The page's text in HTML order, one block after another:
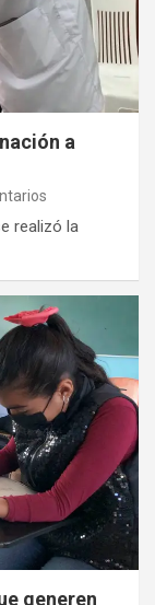
a
realizó la
generen